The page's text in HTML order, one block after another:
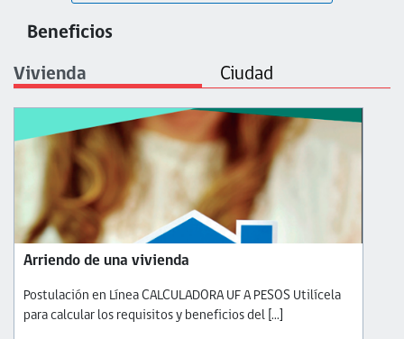
Beneficios
Vivienda Ciudad
Arriendo de una vivienda
Postulación en Línea CALCULADORA UF A PESOS Utilícela
para calcular los requisitos y beneficios del [...]